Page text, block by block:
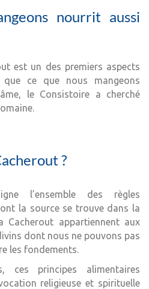
nourrit aussi
est un des premiers aspects
ce que nous mangeons
le Consistoire a cherché
?
l’ensemble des règles
la source se trouve dans la
Cacherout appartiennent aux
dont nous ne pouvons pas
les fondements.
ces principes alimentaires
religieuse et spirituelle